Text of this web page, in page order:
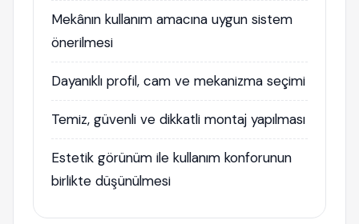
Mekânın kullanım amacına uygun sistem
önerilmesi
Dayanıklı profil, cam ve mekanizma seçimi
Temiz, güvenli ve dikkatli montaj yapılması
Estetik görünüm ile kullanım konforunun
birlikte düşünülmesi